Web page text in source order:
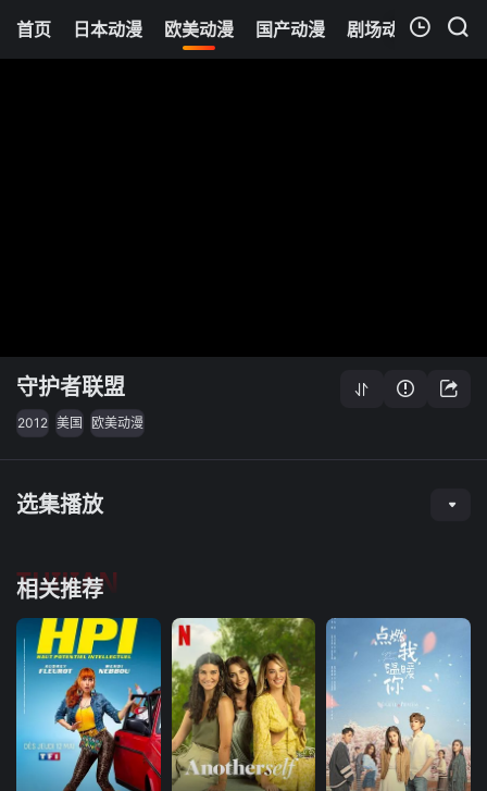
首页 日本动漫 欧美动漫 国产动漫 剧场动漫 追剧
守护者联盟
2012 美国 欧美动漫
选集播放
相关推荐
TUIJIAN